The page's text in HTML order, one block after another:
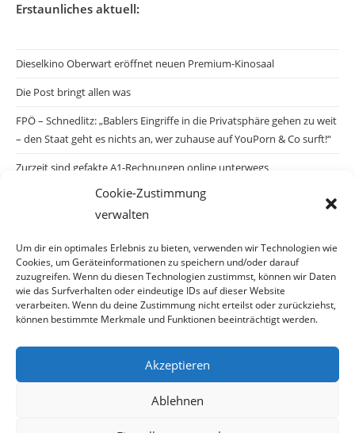
Cookie-Zustimmung
verwalten
Um dir ein optimales Erlebnis zu bieten, verwenden wir Technologien wie
Cookies, um Geräteinformationen zu speichern und/oder darauf
zuzugreifen. Wenn du diesen Technologien zustimmst, können wir Daten
wie das Surfverhalten oder eindeutige IDs auf dieser Website
verarbeiten. Wenn du deine Zustimmung nicht erteilst oder zurückziehst,
können bestimmte Merkmale und Funktionen beeinträchtigt werden.
Akzeptieren
Ablehnen
Erstaunliches aktuell:
Dieselkino Oberwart eröffnet neuen Premium-Kinosaal
Die Post bringt allen was
FPÖ – Schnedlitz: „Bablers Eingriffe in die Privatsphäre gehen zu weit
– den Staat geht es nichts an, wer zuhause auf YouPorn & Co surft!“
Zurzeit sind gefakte A1-Rechnungen online unterwegs
Salzburgs Juden und ihre Sicherheit: „Erst nach einem Anschlag wäre
die Gefahr endlich konkret!“
Biologisches Wunder in Ceuta
Ein vermeintliches Abschiebemärchen
Archiv